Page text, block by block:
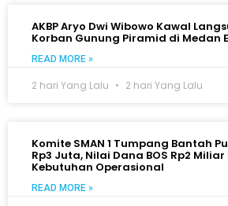
AKBP Aryo Dwi Wibowo Kawal
Korban Gunung Piramid di Medan
READ MORE »
2 hari Yang Lalu 2 hari Yang Lalu
Komite SMAN 1 Tumpang Bantah
Rp3 Juta, Nilai Dana BOS Rp2
Kebutuhan Operasional
READ MORE »